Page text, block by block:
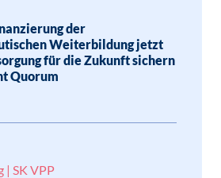
der
Weiterbildung jetzt
für die Zukunft sichern
Quorum
| SK VPP